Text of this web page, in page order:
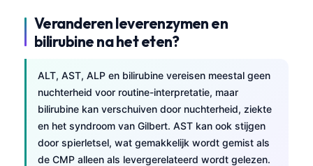
Veranderen leverenzymen en
bilirubine na het eten?
ALT, AST, ALP en bilirubine vereisen meestal geen
nuchterheid voor routine-interpretatie, maar
bilirubine kan verschuiven door nuchterheid, ziekte
en het syndroom van Gilbert. AST kan ook stijgen
door spierletsel, wat gemakkelijk wordt gemist als
de CMP alleen als levergerelateerd wordt gelezen.
Türkçe
Română
简体中文
فارسی
Dansk